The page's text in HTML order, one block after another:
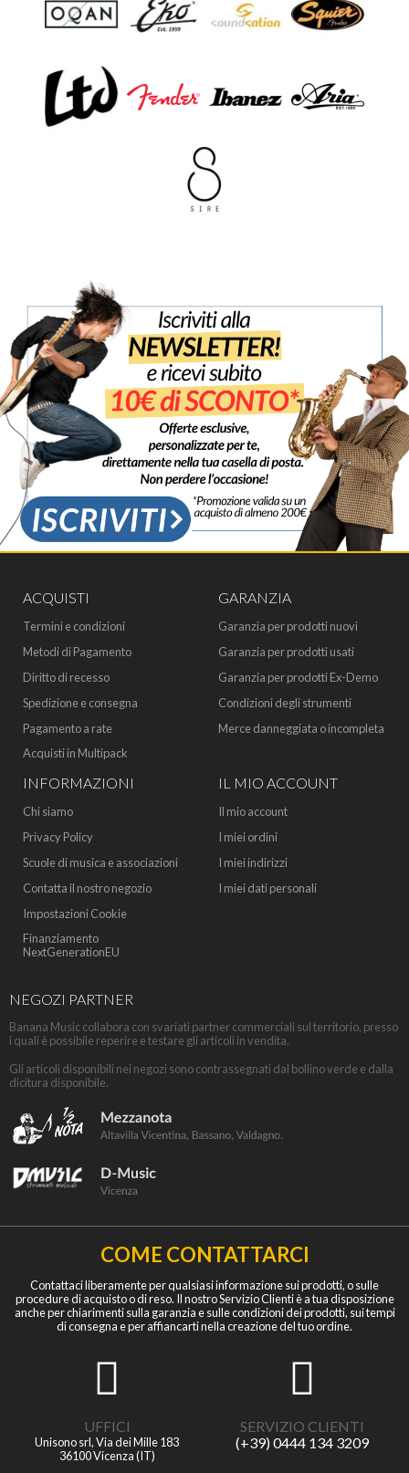
ACQUISTI
Termini e condizioni
Metodi di Pagamento
Diritto di recesso
Spedizione e consegna
Pagamento a rate
Acquisti in Multipack
GARANZIA
Garanzia per prodotti nuovi
Garanzia per prodotti usati
Garanzia per prodotti Ex-Demo
Condizioni degli strumenti
Merce danneggiata o incompleta
INFORMAZIONI
Chi siamo
Privacy Policy
Scuole di musica e associazioni
Contatta il nostro negozio
Impostazioni Cookie
Finanziamento
NextGenerationEU
IL MIO ACCOUNT
Il mio account
I miei ordini
I miei indirizzi
I miei dati personali
NEGOZI PARTNER
Banana Music collabora con svariati partner commerciali sul territorio, presso
i quali è possibile reperire e testare gli articoli in vendita.
Gli articoli disponibili nei negozi sono contrassegnati dal bollino verde e dalla
dicitura disponibile.
COME CONTATTARCI
Contattaci liberamente per qualsiasi informazione sui prodotti, o sulle
procedure di acquisto o di reso. Il nostro Servizio Clienti è a tua disposizione
anche per chiarimenti sulla garanzia e sulle condizioni dei prodotti, sui tempi
di consegna e per affiancarti nella creazione del tuo ordine.
UFFICI
Unisono srl, Via dei Mille 183
36100 Vicenza (IT)
SERVIZIO CLIENTI
(+39) 0444 134 3209